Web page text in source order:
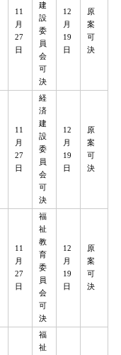
11
月
27
日
建
設
委
員
会
可
決
12
月
19
日
原
案
可
決
11
月
27
日
経
済
建
設
委
員
会
可
決
12
月
19
日
原
案
可
決
11
月
27
日
福
祉
教
育
委
員
会
可
決
12
月
19
日
原
案
可
決
福
祉